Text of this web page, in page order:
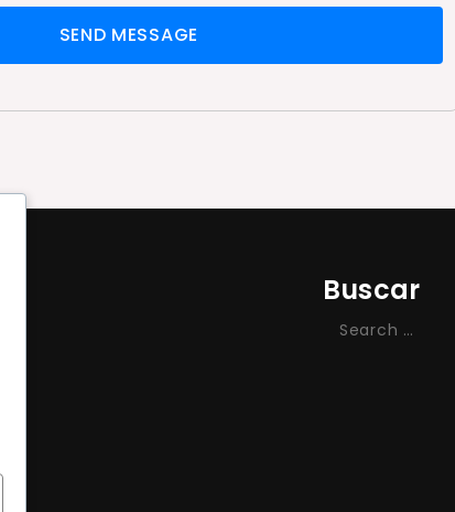
SEND MESSAGE
Buscar
Search